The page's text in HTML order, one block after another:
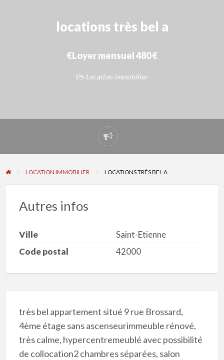
locations très bel a
€Loyer mensuel 480 €
Location immobilier
Signaler
un
problème
LOCATION IMMOBILIER LOCATIONS TRÈS BEL A
Autres infos
Ville
Saint-Etienne
Code postal
42000
très bel appartement situé 9 rue Brossard,
4ème étage sans ascenseurimmeuble rénové,
très calme, hypercentremeublé avec possibilité
de collocation2 chambres séparées, salon